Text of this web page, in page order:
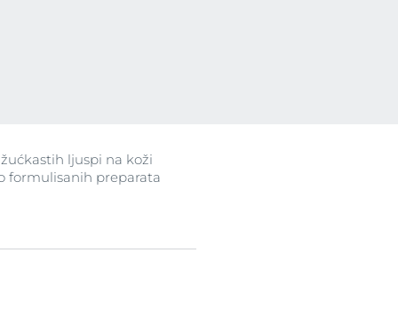
ljuspi na koži
formulisanih preparata